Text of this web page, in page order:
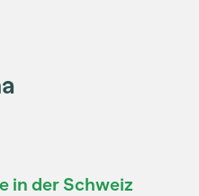
in der Schweiz